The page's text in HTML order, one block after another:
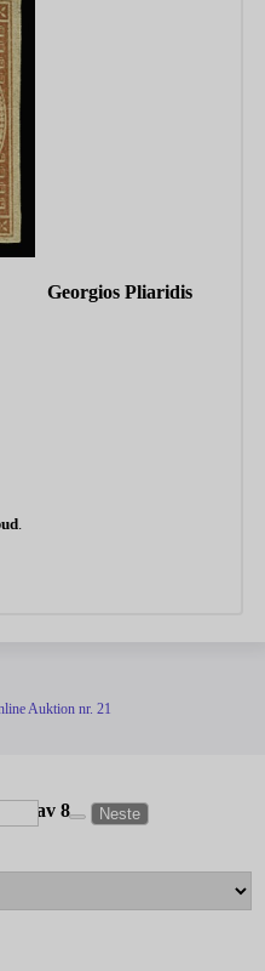
Georgios Pliaridis
Auktion nr. 21
av 8 Neste